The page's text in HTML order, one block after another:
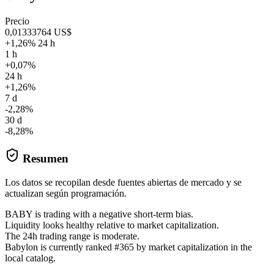
Precio
0,01333764 US$
+1,26% 24 h
1 h
+0,07%
24 h
+1,26%
7 d
-2,28%
30 d
-8,28%
Resumen
Los datos se recopilan desde fuentes abiertas de mercado y se
actualizan según programación.
BABY is trading with a negative short-term bias.
Liquidity looks healthy relative to market capitalization.
The 24h trading range is moderate.
Babylon is currently ranked #365 by market capitalization in the
local catalog.